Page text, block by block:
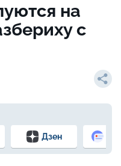
на
с
Дзен